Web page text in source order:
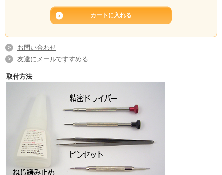
お問い合わせ
友達にメールですすめる
取付方法